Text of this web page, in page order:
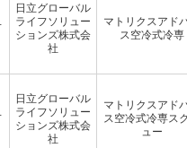
日立グローバル
ライフソリュー
ションズ株式会
社
マトリクスアド
ス空冷式冷専
日立グローバル
ライフソリュー
ションズ株式会
社
マトリクスアド
ス空冷式冷専ス
ュー